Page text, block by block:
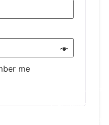
me
Membresía